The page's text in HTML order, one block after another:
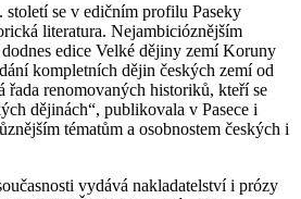
století se v edičním profilu Paseky
literatura. Nejambicióznějším
edice Velké dějiny zemí Koruny
kompletních dějin českých zemí od
řada renomovaných historiků, kteří se
dějinách“, publikovala v Pasece i
tématům a osobnostem českých i
vydává nakladatelství i prózy